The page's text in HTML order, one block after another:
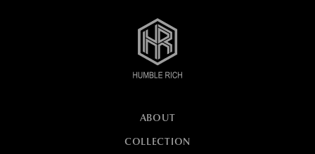
ABOUT
COLLECTION